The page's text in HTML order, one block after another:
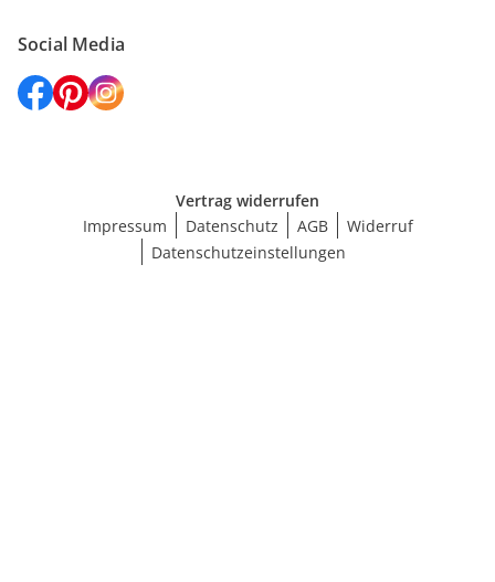
Social Media
Vertrag widerrufen
Impressum
Datenschutz AGB
Widerruf
Datenschutzeinstellungen